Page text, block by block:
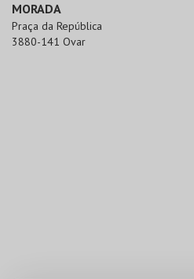
MORADA
Praça da República
3880-141 Ovar